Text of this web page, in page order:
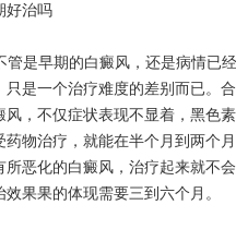
好治吗
管是早期的白癜风，还是病情已经
是一个治疗难度的差别而已。合
，不仅症状表现不显着，黑色素
物治疗，就能在半个月到两个月
恶化的白癜风，治疗起来就不会
果果的体现需要三到六个月。